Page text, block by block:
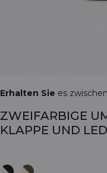
Erhalten Sie es
ZWEIFARBIGE
KLAPPE UND